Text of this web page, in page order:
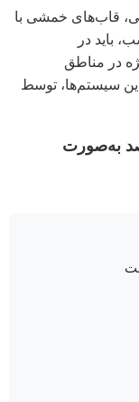
قاب‌های خمشی با
باید در
در مناطق
سیستم‌ها، توسط
به‌صورت